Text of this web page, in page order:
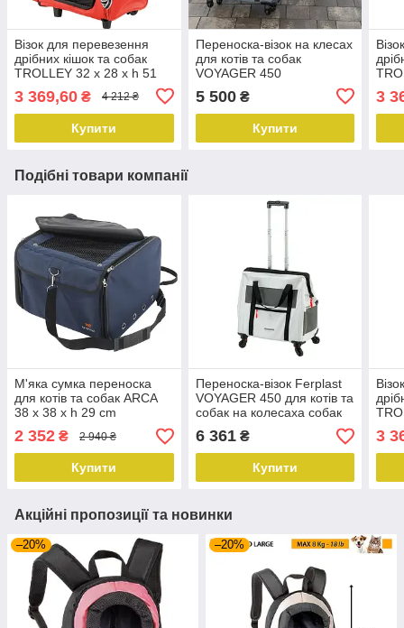
Візок для перевезення
дрібних кішок та собак
TROLLEY 32 x 28 x h 51
3 369,60 ₴ 4 212 ₴
Купити
Переноска-візок на клесах
для котів та собак
VOYAGER 450
5 500₴
Купити
3
Подібні товари компанії
М'яка сумка переноска
для котів та собак ARCA
38 x 38 x h 29 cm
2 352 ₴ 2 940 ₴
Купити
Переноска-візок Ferplast
VOYAGER 450 для котів та
собак на колесаха собак
на колесах
6 361₴
Купити
cm
3
Акційні пропозиції та новинки
–20% –20%